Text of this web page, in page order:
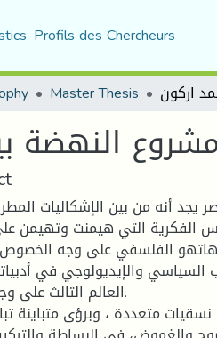
Profils des Chercheurs
Master Thesis
النهضة
يجد أنه من بين الإشكاليات
الفكرية التي هيمنت وتهيمن
الفلسفي على وجه
السياسي والإيديولوجي في
العالم الثالث على
متعددة ، وبرؤى متباينة